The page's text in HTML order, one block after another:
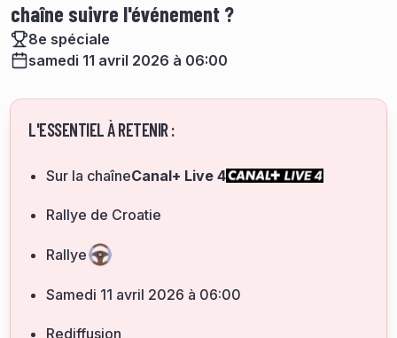
chaîne suivre l'événement ?
8e spéciale
samedi 11 avril 2026 à 06:00
L'ESSENTIEL À RETENIR :
Sur la chaîneCanal+ Live 4
Rallye de Croatie
Rallye
samedi 11 avril 2026 à 06:00
Rediffusion